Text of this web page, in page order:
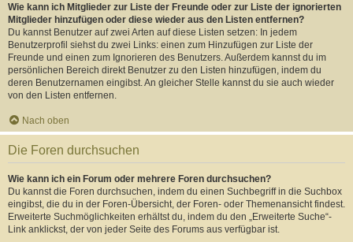
Wie kann ich Mitglieder zur Liste der Freunde oder zur Liste der ignorierten
Mitglieder hinzufügen oder diese wieder aus den Listen entfernen?
Du kannst Benutzer auf zwei Arten auf diese Listen setzen: In jedem
Benutzerprofil siehst du zwei Links: einen zum Hinzufügen zur Liste der
Freunde und einen zum Ignorieren des Benutzers. Außerdem kannst du im
persönlichen Bereich direkt Benutzer zu den Listen hinzufügen, indem du
deren Benutzernamen eingibst. An gleicher Stelle kannst du sie auch wieder
von den Listen entfernen.
Nach oben
Die Foren durchsuchen
Wie kann ich ein Forum oder mehrere Foren durchsuchen?
Du kannst die Foren durchsuchen, indem du einen Suchbegriff in die Suchbox
eingibst, die du in der Foren-Übersicht, der Foren- oder Themenansicht findest.
Erweiterte Suchmöglichkeiten erhältst du, indem du den „Erweiterte Suche“-
Link anklickst, der von jeder Seite des Forums aus verfügbar ist.